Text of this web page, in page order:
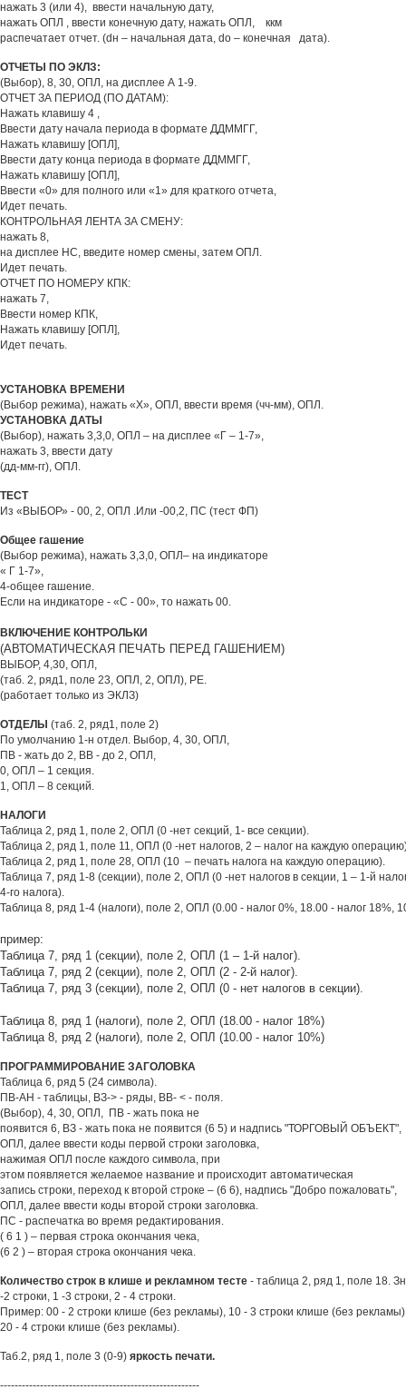
нажать 3 (или 4), ввести начальную дату,
нажать ОПЛ , ввести конечную дату, нажать ОПЛ, ккм
распечатает отчет. (dн – начальная дата, dо – конечная дата).
ОТЧЕТЫ ПО ЭКЛЗ:
(Выбор), 8, 30, ОПЛ, на дисплее А 1-9.
ОТЧЕТ ЗА ПЕРИОД (ПО ДАТАМ):
Нажать клавишу 4 ,
Ввести дату начала периода в формате ДДММГГ,
Нажать клавишу [ОПЛ],
Ввести дату конца периода в формате ДДММГГ,
Нажать клавишу [ОПЛ],
Ввести «0» для полного или «1» для краткого отчета,
Идет печать.
КОНТРОЛЬНАЯ ЛЕНТА ЗА СМЕНУ:
нажать 8,
на дисплее НС, введите номер смены, затем ОПЛ.
Идет печать.
ОТЧЕТ ПО НОМЕРУ КПК:
нажать 7,
Ввести номер КПК,
Нажать клавишу [ОПЛ],
Идет печать.
УСТАНОВКА ВРЕМЕНИ
(Выбор режима), нажать «Х», ОПЛ, ввести время (чч-мм), ОПЛ.
УСТАНОВКА ДАТЫ
(Выбор), нажать 3,3,0, ОПЛ – на дисплее «Г – 1-7»,
нажать 3, ввести дату
(дд-мм-гг), ОПЛ.
ТЕСТ
Из «ВЫБОР» - 00, 2, ОПЛ .Или -00,2, ПС (тест ФП)
Общее гашение
(Выбор режима), нажать 3,3,0, ОПЛ– на индикаторе
« Г 1-7»,
4-общее гашение.
Если на индикаторе - «С - 00», то нажать 00.
ВКЛЮЧЕНИЕ КОНТРОЛЬКИ
(АВТОМАТИЧЕСКАЯ ПЕЧАТЬ ПЕРЕД ГАШЕНИЕМ)
ВЫБОР, 4,30, ОПЛ,
(таб. 2, ряд1, поле 23, ОПЛ, 2, ОПЛ), РЕ.
(работает только из ЭКЛЗ)
ОТДЕЛЫ (таб. 2, ряд1, поле 2)
По умолчанию 1-н отдел. Выбор, 4, 30, ОПЛ,
ПВ - жать до 2, ВВ - до 2, ОПЛ,
0, ОПЛ – 1 секция.
1, ОПЛ – 8 секций.
НАЛОГИ
Таблица 2, ряд 1, поле 2, ОПЛ (0 -нет секций, 1- все секции).
Таблица 2, ряд 1, поле 11, ОПЛ (0 -нет налогов, 2 – налог на каждую
Таблица 2, ряд 1, поле 28, ОПЛ (10 – печать налога на каждую операцию).
Таблица 7, ряд 1-8 (секции), поле 2, ОПЛ (0 -нет налогов в секции, 1 – 1-й
4-го налога).
Таблица 8, ряд 1-4 (налоги), поле 2, ОПЛ (0.00 - налог 0%, 18.00 - налог 18%,
пример:
Таблица 7, ряд 1 (секции), поле 2, ОПЛ (1 – 1-й налог).
Таблица 7, ряд 2 (секции), поле 2, ОПЛ (2 - 2-й налог).
Таблица 7, ряд 3 (секции), поле 2, ОПЛ (0 - нет налогов в секции).
Таблица 8, ряд 1 (налоги), поле 2, ОПЛ (18.00 - налог 18%)
Таблица 8, ряд 2 (налоги), поле 2, ОПЛ (10.00 - налог 10%)
ПРОГРАММИРОВАНИЕ ЗАГОЛОВКА
Таблица 6, ряд 5 (24 символа).
ПВ-АН - таблицы, ВЗ-> - ряды, ВВ- < - поля.
(Выбор), 4, 30, ОПЛ, ПВ - жать пока не
появится 6, ВЗ - жать пока не появится (6 5) и надпись "ТОРГОВЫЙ ОБЪЕКТ",
ОПЛ, далее ввести коды первой строки заголовка,
нажимая ОПЛ после каждого символа, при
этом появляется желаемое название и происходит автоматическая
запись строки, переход к второй строке – (6 6), надпись "Добро пожаловать",
ОПЛ, далее ввести коды второй строки заголовка.
ПС - распечатка во время редактирования.
( 6 1 ) – первая строка окончания чека,
(6 2 ) – вторая строка окончания чека.
Количество строк в клише и рекламном тесте - таблица 2, ряд 1, поле 18.
-2 строки, 1 -3 строки, 2 - 4 строки.
Пример: 00 - 2 строки клише (без рекламы), 10 - 3 строки клише (без
20 - 4 строки клише (без рекламы).
Таб.2, ряд 1, поле 3 (0-9) яркость печати.
-------------------------------------------------------